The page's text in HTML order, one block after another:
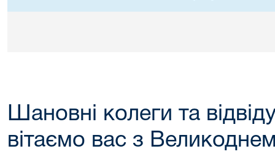
Шановні колеги та
вітаємо вас з